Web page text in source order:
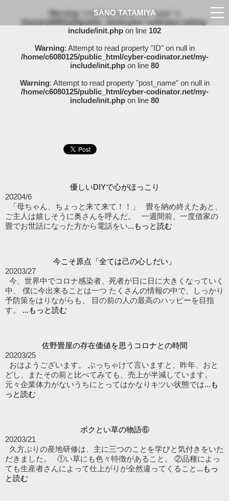
Warning: Undefined array key "page" in
/home/c6080125/public_html/cyber-codinator.net/my-
include/init.php on line 102
Warning: Attempt to read property "ID" on null in
/home/c6080125/public_html/cyber-codinator.net/my-
include/init.php on line 80
Warning: Attempt to read property "post_name" on null in
/home/c6080125/public_html/cyber-codinator.net/my-
include/init.php on line 80
優しいDIYで心がほっこり
20204/6
「母ちゃん、ちょっと来て来て！！」 畳を納め終えたあと、
ご主人は嬉しそうに奥さんを呼んだ。 一週間前、一度借家の
畳でお世話になった方から電話をい...もっと読む
今こそ原点「全ては己の心しだい」
20203/27
今、世界中でコロナ感染者、死者が日に日に大きくなっていく
中、 僕に今出来ることは一つ たくさんの情報の中で、しっかり
予防策をはりながらも、 目の前の人の最高のハッピーを目指
す。 ...もっと読む
佐野畳屋の存在価値を思うコロナとの時間
20203/25
おはようございます。 ぶっちゃけて言いますと、昨年、おと
どし、またその前と比べてみても、売上が半減しています。
元々企業体力がないうちにとってはかなりキツい状態では...も
っと読む
ボクとい草の物語⑥
20203/21
久方ぶりの産地研修は、主に三つのことを学びと気付きをいた
だきました。 ①い草にも色々特徴があること。 ②品種によっ
ても生産者さんによって仕上がりが全然違ってくること ...もっ
と読む
SANO TATAMIYA